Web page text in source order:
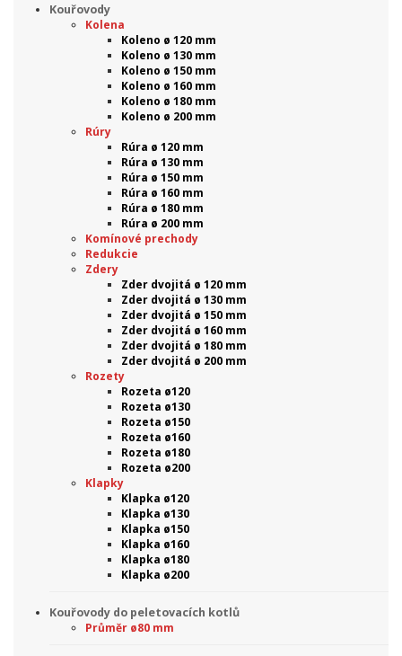
Kouřovody
Kolena
Koleno ø 120 mm
Koleno ø 130 mm
Koleno ø 150 mm
Koleno ø 160 mm
Koleno ø 180 mm
Koleno ø 200 mm
Rúry
Rúra ø 120 mm
Rúra ø 130 mm
Rúra ø 150 mm
Rúra ø 160 mm
Rúra ø 180 mm
Rúra ø 200 mm
Komínové prechody
Redukcie
Zdery
Zder dvojitá ø 120 mm
Zder dvojitá ø 130 mm
Zder dvojitá ø 150 mm
Zder dvojitá ø 160 mm
Zder dvojitá ø 180 mm
Zder dvojitá ø 200 mm
Rozety
Rozeta ø120
Rozeta ø130
Rozeta ø150
Rozeta ø160
Rozeta ø180
Rozeta ø200
Klapky
Klapka ø120
Klapka ø130
Klapka ø150
Klapka ø160
Klapka ø180
Klapka ø200
Kouřovody do peletovacích kotlů
Průměr ø80 mm